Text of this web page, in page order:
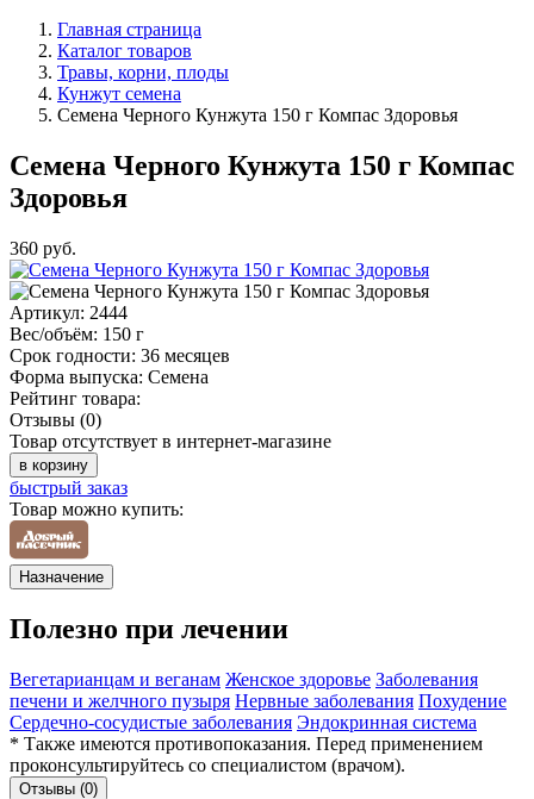
Главная страница
Каталог товаров
Травы, корни, плоды
Кунжут семена
Семена Черного Кунжута 150 г Компас Здоровья
Семена Черного Кунжута 150 г Компас
Здоровья
360 руб.
Артикул: 2444
Вес/объём: 150 г
Срок годности: 36 месяцев
Форма выпуска: Семена
Рейтинг товара:
Отзывы (0)
Товар отсутствует в интернет-магазине
в корзину
быстрый заказ
Товар можно купить:
Назначение
Полезно при лечении
Вегетарианцам и веганам Женское здоровье Заболевания
печени и желчного пузыря Нервные заболевания Похудение
Сердечно-сосудистые заболевания Эндокринная система
* Также имеются противопоказания. Перед применением
проконсультируйтесь со специалистом (врачом).
Отзывы (0)